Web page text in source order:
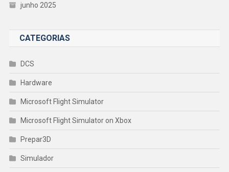
junho 2025
CATEGORIAS
DCS
Hardware
Microsoft Flight Simulator
Microsoft Flight Simulator on Xbox
Prepar3D
Simulador